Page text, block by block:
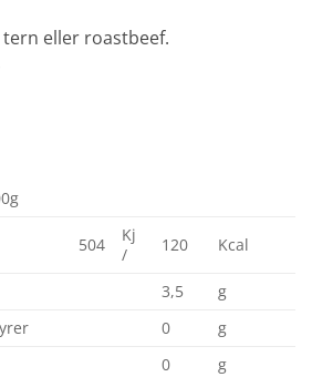
eller roastbeef.
504
Kj
/
120 Kcal
3,5
g
0
g
0
g